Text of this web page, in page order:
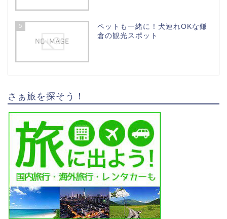
5
ペットも一緒に！犬連れOKな鎌
倉の観光スポット
さぁ旅を探そう！